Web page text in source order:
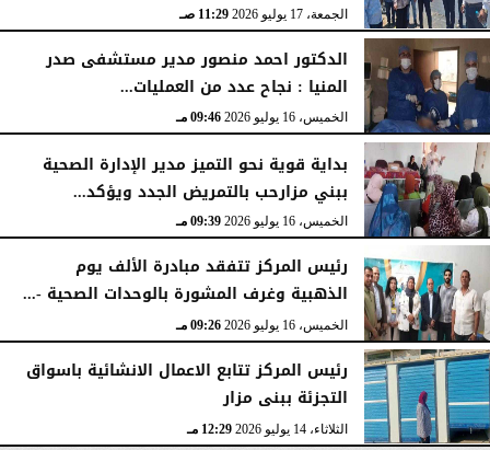
الجمعة، 17 يوليو 2026 11:29 صـ
الدكتور احمد منصور مدير مستشفى صدر
المنيا : نجاح عدد من العمليات...
الخميس، 16 يوليو 2026 09:46 مـ
بداية قوية نحو التميز مدير الإدارة الصحية
ببني مزارحب بالتمريض الجدد ويؤكد...
الخميس، 16 يوليو 2026 09:39 مـ
رئيس المركز تتفقد مبادرة الألف يوم
الذهبية وغرف المشورة بالوحدات الصحية -...
الخميس، 16 يوليو 2026 09:26 مـ
رئيس المركز تتابع الاعمال الانشائية باسواق
التجزئة ببنى مزار
الثلاثاء، 14 يوليو 2026 12:29 مـ